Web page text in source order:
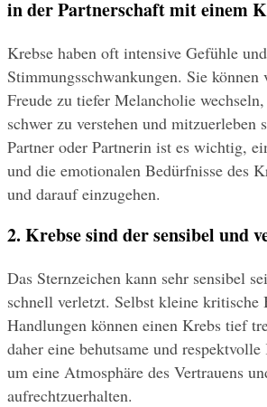
in der Partnerschaft mit einem
Krebse haben oft intensive Gefühle
Stimmungsschwankungen. Sie können
Freude zu tiefer Melancholie
schwer zu verstehen und mitzuerleben
Partner oder Partnerin ist es wichtig,
und die emotionalen Bedürfnisse des
und darauf einzugehen.
2. Krebse sind der sensibel und
Das Sternzeichen kann sehr sensibel
schnell verletzt. Selbst kleine kritische
Handlungen können einen Krebs tief
daher eine behutsame und
um eine Atmosphäre des Vertrauens
aufrechtzuerhalten.